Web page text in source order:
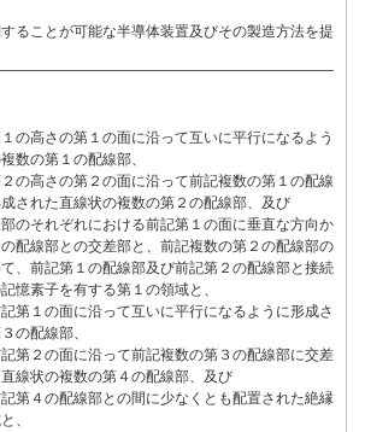
ることが可能な半導体装置及びその製造方法を提
の高さの第１の面に沿って互いに平行になるよう
数の第１の配線部、
の高さの第２の面に沿って前記複数の第１の配線
された直線状の複数の第２の配線部、及び
のそれぞれにおける前記第１の面に垂直な方向か
配線部との交差部と、前記複数の第２の配線部の
、前記第１の配線部及び前記第２の配線部と接続
憶素子を有する第１の領域と、
第１の面に沿って互いに平行になるように形成さ
の配線部、
第２の面に沿って前記複数の第３の配線部に交差
線状の複数の第４の配線部、及び
第４の配線部との間に少なくとも配置された絶縁
、